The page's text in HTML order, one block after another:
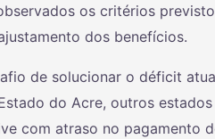
os critérios
dos benefícios.
de solucionar o déficit
do Acre, outros
com atraso no pagamento